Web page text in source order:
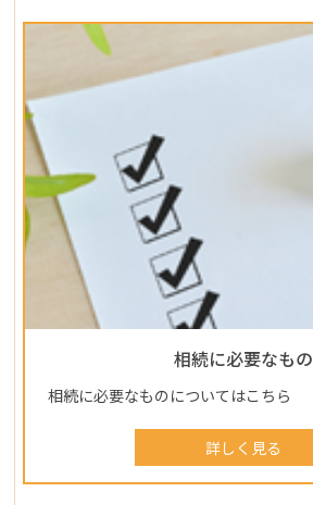
相続に必要なもの
相続に必要なものについてはこちら
詳しく見る